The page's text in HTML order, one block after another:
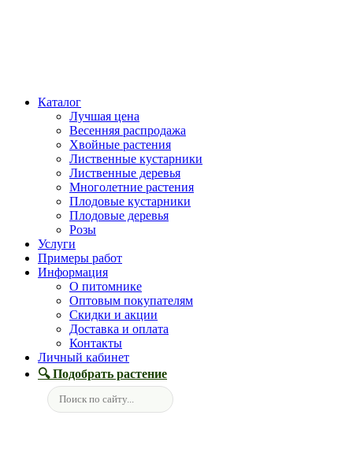
Каталог
Лучшая цена
Весенняя распродажа
Хвойные растения
Лиственные кустарники
Лиственные деревья
Многолетние растения
Плодовые кустарники
Плодовые деревья
Розы
Услуги
Примеры работ
Информация
О питомнике
Оптовым покупателям
Скидки и акции
Доставка и оплата
Контакты
Личный кабинет
🔍 Подобрать растение